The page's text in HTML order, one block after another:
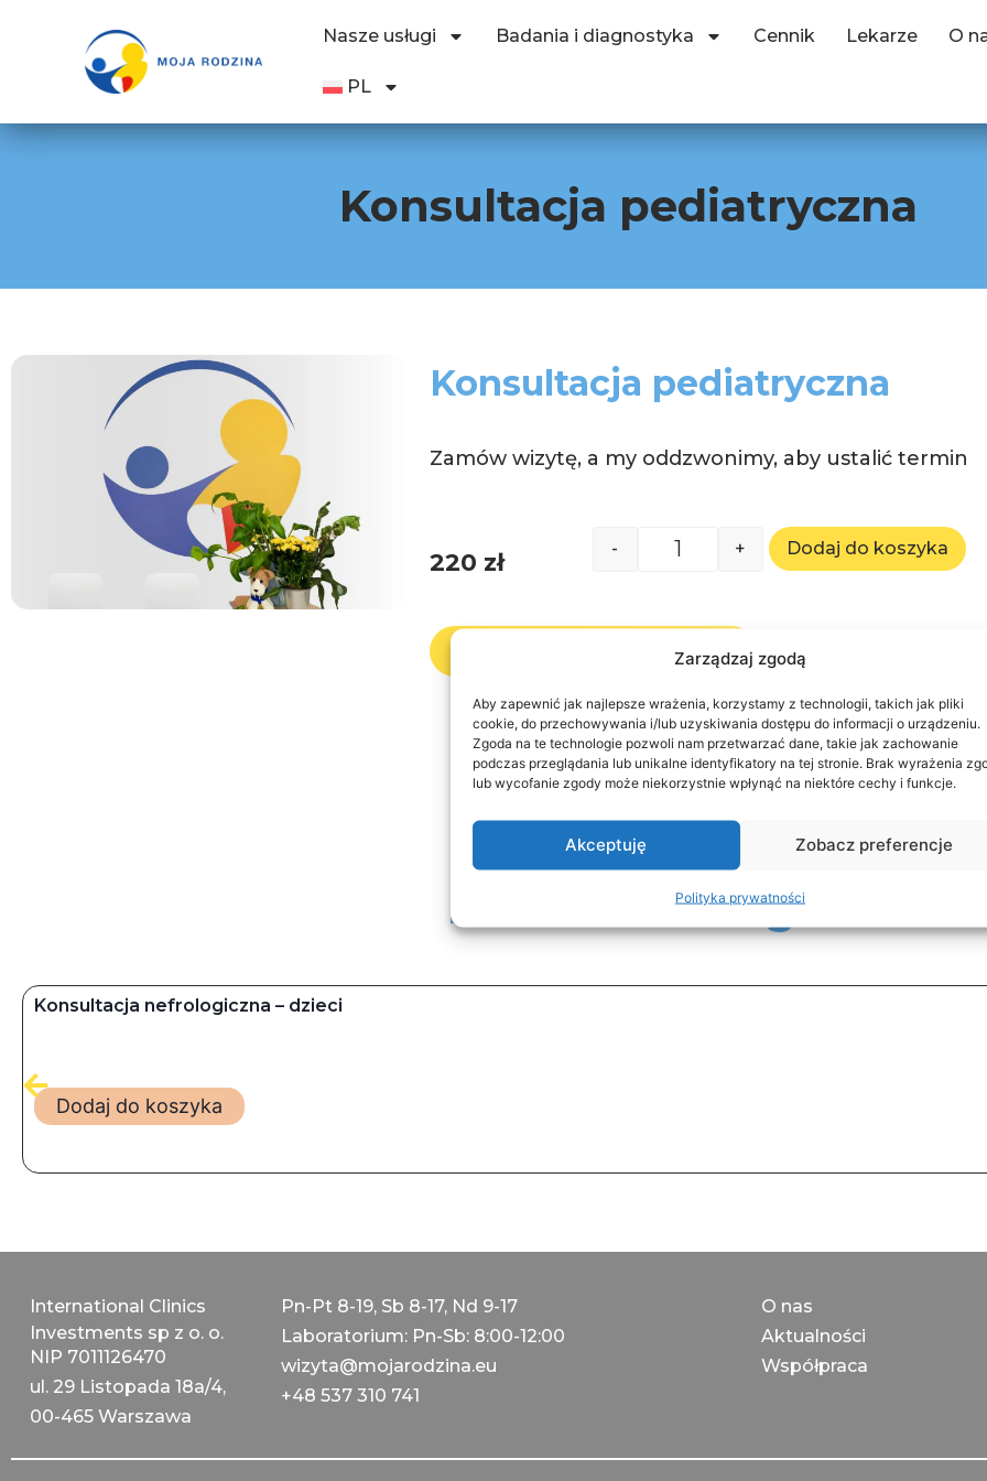
Zarządzaj zgodą
Aby zapewnić jak najlepsze wrażenia, korzystamy z technologii, takich jak pliki
cookie, do przechowywania i/lub uzyskiwania dostępu do informacji o urządzeniu.
Zgoda na te technologie pozwoli nam przetwarzać dane, takie jak zachowanie
podczas przeglądania lub unikalne identyfikatory na tej stronie. Brak wyrażenia
lub wycofanie zgody może niekorzystnie wpłynąć na niektóre cechy i funkcje.
Akceptuję Zobacz preferencje
Polityka prywatności
Nasze usługi Badania i diagnostyka Cennik Lekarze O
PL
Konsultacja pediatryczna
Konsultacja pediatryczna
Zamów wizytę, a my oddzwonimy, aby ustalić termin
220 zł - + Dodaj do koszyka
Zamów z płatnością w klinice
Podobne uslugi
Konsultacja nefrologiczna – dzieci
Dodaj do koszyka
International Clinics
Investments sp z o. o.
NIP 7011126470
ul. 29 Listopada 18a/4,
00-465 Warszawa
Pn-Pt 8-19, Sb 8-17, Nd 9-17
Laboratorium: Pn-Sb: 8:00-12:00
wizyta@mojarodzina.eu
+48 537 310 741
О nas
Aktualności
Współpraca